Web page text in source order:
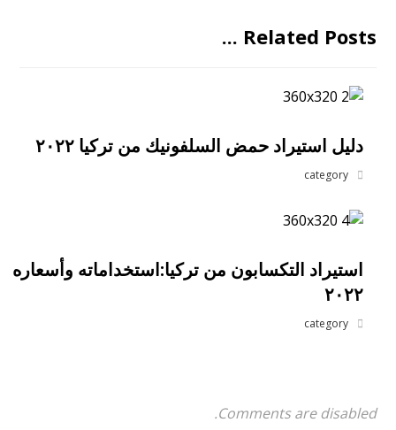
Related Posts ...
دليل استيراد حمض السلفونيك من تركيا ٢٠٢٢
category
استيراد التكسابون من تركيا:استخداماته وأسعاره
٢٠٢٢
category
Comments are disabled.